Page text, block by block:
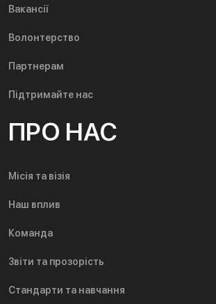
Вакансії
Волонтерство
Партнерам
Підтримайте нас
ПРО НАС
Місія та візія
Наш вплив
Команда
Звіти та прозорість
Стандарти та навчання